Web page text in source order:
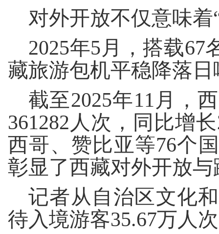
对外开放不仅意味着
2025年5月，搭载
藏旅游包机平稳降落
截至2025年11月，
361282人次，同比增
西哥、赞比亚等76个
彰显了西藏对外开放
记者从自治区文化
待入境游客35.67万人